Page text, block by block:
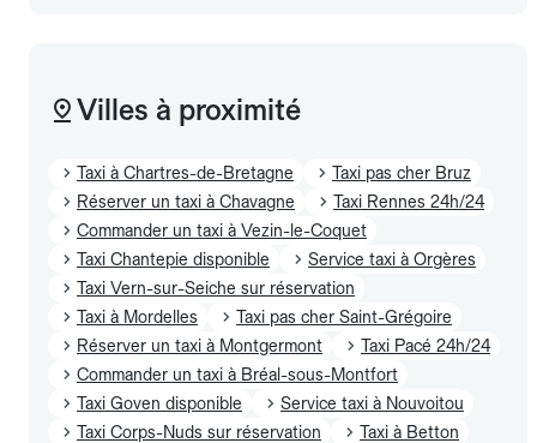
Villes à proximité
Taxi à Chartres-de-Bretagne
Taxi pas cher Bruz
Réserver un taxi à Chavagne
Taxi Rennes 24h/24
Commander un taxi à Vezin-le-Coquet
Taxi Chantepie disponible
Service taxi à Orgères
Taxi Vern-sur-Seiche sur réservation
Taxi à Mordelles
Taxi pas cher Saint-Grégoire
Réserver un taxi à Montgermont
Taxi Pacé 24h/24
Commander un taxi à Bréal-sous-Montfort
Taxi Goven disponible
Service taxi à Nouvoitou
Taxi Corps-Nuds sur réservation
Taxi à Betton